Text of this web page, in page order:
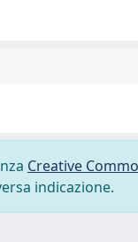
Creative
indicazione.